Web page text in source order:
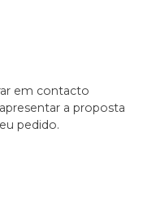
em contacto
a proposta
pedido.